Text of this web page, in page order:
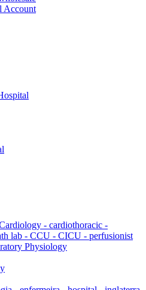
Account
- cardiothoracic -
lab - CCU - CICU - perfusionist
Physiology